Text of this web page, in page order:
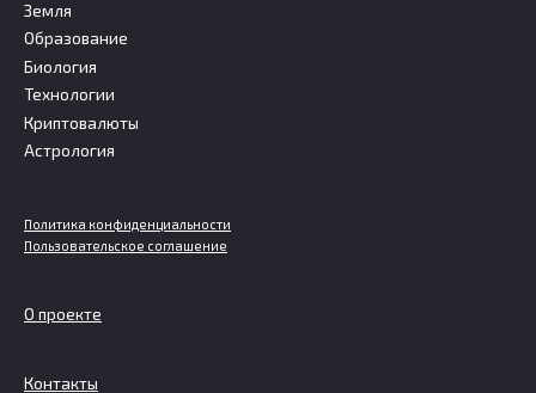
Земля
Образование
Биология
Технологии
Криптовалюты
Астрология
Политика конфиденциальности
Пользовательское соглашение
О проекте
Контакты